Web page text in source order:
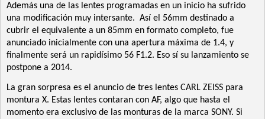
Además una de las lentes programadas en un inicio ha sufrido
una modificación muy intersante. Así el 56mm destinado a
cubrir el equivalente a un 85mm en formato completo, fue
anunciado inicialmente con una apertura máxima de 1.4, y
finalmente será un rapidísimo 56 F1.2. Eso sí su lanzamiento se
postpone a 2014.
La gran sorpresa es el anuncio de tres lentes CARL ZEISS para
montura X. Estas lentes contaran con AF, algo que hasta el
momento era exclusivo de las monturas de la marca SONY. Si